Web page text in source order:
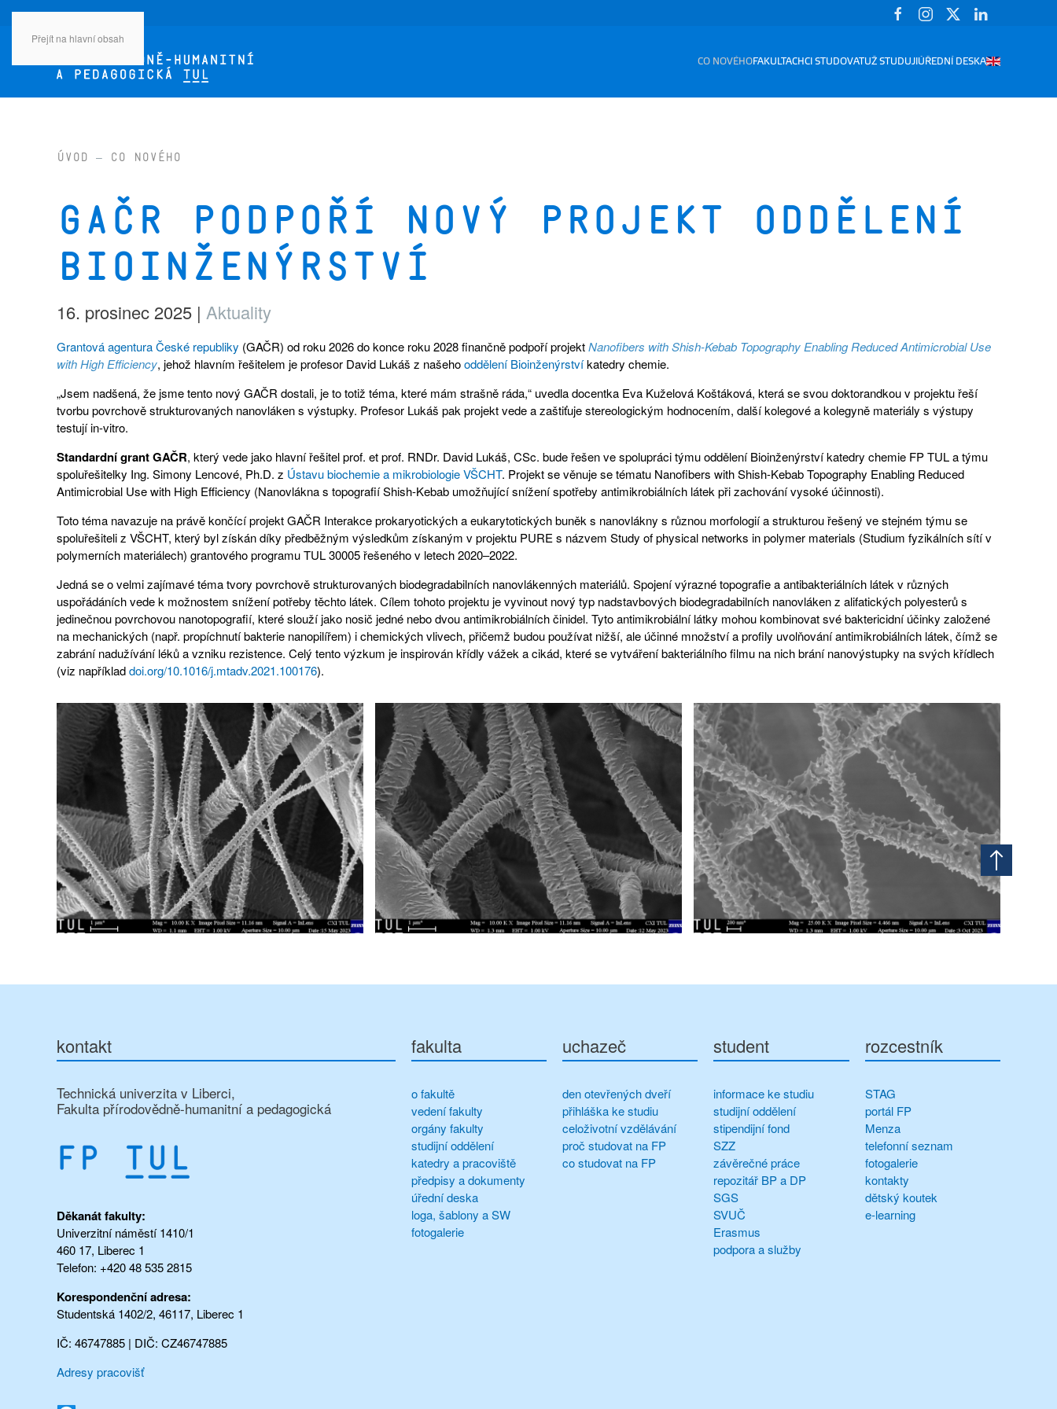
Přejít na hlavní obsah
CO NOVÉHOFAKULTACHCI STUDOVATUŽ STUDUJI ÚŘEDNÍ DESKA
Úvod Co nového
GAČR podpoří nový projekt oddělení
Bioinženýrství
16. prosinec 2025 | Aktuality
Grantová agentura České republiky (GAČR) od roku 2026 do konce roku 2028 finančně podpoří projektNanofibers with Shish-Kebab Topography Enabling Reduced Antimicrobial Use
with High Efficiency, jehož hlavním řešitelem je profesor David Lukáš z našehooddělení Bioinženýrstvíkatedry chemie.
„Jsem nadšená, že jsme tento nový GAČR dostali, je to totiž téma, které mám strašně ráda,“ uvedla docentka Eva Kuželová Koštáková, která se svou doktorandkou v projektu řeší
tvorbu povrchově strukturovaných nanovláken s výstupky. Profesor Lukáš pak projekt vede a zaštiťuje stereologickým hodnocením, další kolegové a kolegyně materiály s výstupy
testují in-vitro.
Standardní grant GAČR, který vede jako hlavní řešitel prof. et prof. RNDr. David Lukáš, CSc. bude řešen ve spolupráci týmu oddělení Bioinženýrství katedry chemie FP TUL a týmu
spoluřešitelky Ing. Simony Lencové, Ph.D. z Ústavu biochemie a mikrobiologie VŠCHT. Projekt se věnuje se tématu Nanofibers with Shish-Kebab Topography Enabling Reduced
Antimicrobial Use with High Efficiency (Nanovlákna s topografií Shish-Kebab umožňující snížení spotřeby antimikrobiálních látek při zachování vysoké účinnosti).
Toto téma navazuje na právě končící projekt GAČR Interakce prokaryotických a eukarytotických buněk s nanovlákny s různou morfologií a strukturou řešený ve stejném týmu se
spoluřešiteli z VŠCHT, který byl získán díky předběžným výsledkům získaným v projektu PURE s názvem Study of physical networks in polymer materials (Studium fyzikálních sítí v
polymerních materiálech) grantového programu TUL 30005 řešeného v letech 2020–2022.
Jedná se o velmi zajímavé téma tvory povrchově strukturovaných biodegradabilních nanovlákenných materiálů. Spojení výrazné topografie a antibakteriálních látek v různých
uspořádáních vede k možnostem snížení potřeby těchto látek. Cílem tohoto projektu je vyvinout nový typ nadstavbových biodegradabilních nanovláken z alifatických polyesterů s
jedinečnou povrchovou nanotopografií, které slouží jako nosič jedné nebo dvou antimikrobiálních činidel. Tyto antimikrobiální látky mohou kombinovat své baktericidní účinky založené
na mechanických (např. propíchnutí bakterie nanopilířem) i chemických vlivech, přičemž budou používat nižší, ale účinné množství a profily uvolňování antimikrobiálních látek, čímž se
zabrání nadužívání léků a vzniku rezistence. Celý tento výzkum je inspirován křídly vážek a cikád, které se vytváření bakteriálního filmu na nich brání nanovýstupky na svých křídlech
(viz napříkladdoi.org/10.1016/j.mtadv.2021.100176).
kontakt
Technická univerzita v Liberci,
Fakulta přírodovědně-humanitní a pedagogická
Děkanát fakulty:
Univerzitní náměstí 1410/1
460 17, Liberec 1
Telefon: +420 48 535 2815
Korespondenční adresa:
Studentská 1402/2, 46117, Liberec 1
IČ: 46747885 | DIČ: CZ46747885
Adresy pracovišť
fakulta
o fakultě
vedení fakulty
orgány fakulty
studijní oddělení
katedry a pracoviště
předpisy a dokumenty
úřední deska
loga, šablony a SW
fotogalerie
uchazeč
den otevřených dveří
přihláška ke studiu
celoživotní vzdělávání
proč studovat na FP
co studovat na FP
student
informace ke studiu
studijní oddělení
stipendijní fond
SZZ
závěrečné práce
repozitář BP a DP
SGS
SVUČ
Erasmus
podpora a služby
rozcestník
STAG
portál FP
Menza
telefonní seznam
fotogalerie
kontakty
dětský koutek
e-learning